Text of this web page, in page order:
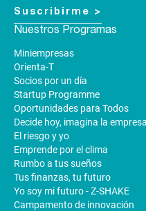
Suscribirme >
Nuestros Programas
Miniempresas
Orienta-T
Socios por un día
Startup Programme
Oportunidades para Todos
Decide hoy, imagina la
El riesgo y yo
Emprende por el clima
Rumbo a tus sueños
Tus finanzas, tu futuro
Yo soy mi futuro - Z-SHAKE
Campamento de innovación